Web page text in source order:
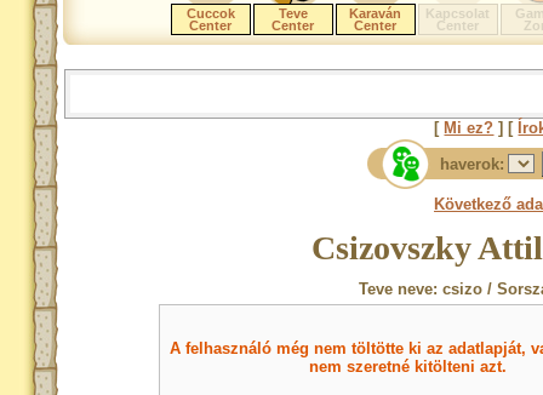
Cuccok
Center
Teve
Center
Karaván
Center
Kapcsolat
Center
[ Mi ez? ] [
haverok:
Következő
Csizovszky
Teve neve: csizo /
A felhasználó még nem töltötte ki az adatlapját,
nem szeretné kitölteni azt.